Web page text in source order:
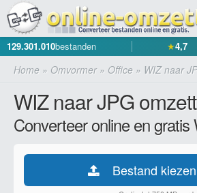
129.301.010bestanden ★4,7
Home » Omvormer» Office » WIZ naar
WIZ naar JPG
Converteer online en
Bestand kiezen